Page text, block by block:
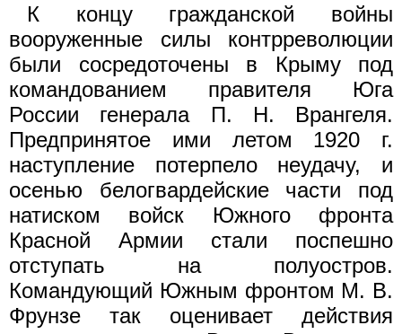
К концу гражданской войны
вооруженные силы контрреволюции
были сосредоточены в Крыму под
командованием правителя Юга
России генерала П. Н. Врангеля.
Предпринятое ими летом 1920 г.
наступление потерпело неудачу, и
осенью белогвардейские части под
натиском войск Южного фронта
Красной Армии стали поспешно
отступать на полуостров.
Командующий Южным фронтом М. В.
Фрунзе так оценивает действия